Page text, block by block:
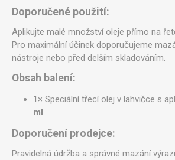
Doporučené použití:
Aplikujte malé množství oleje přímo na
Pro maximální účinek doporučujeme
nástroje nebo před delším skladováním.
Obsah balení:
1× Speciální třecí olej v lahvičce s
ml
Doporučení prodejce:
Pravidelná údržba a správné mazání